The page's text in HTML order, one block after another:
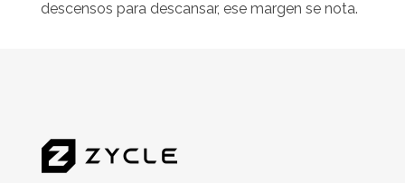
descensos para descansar, ese margen se nota.